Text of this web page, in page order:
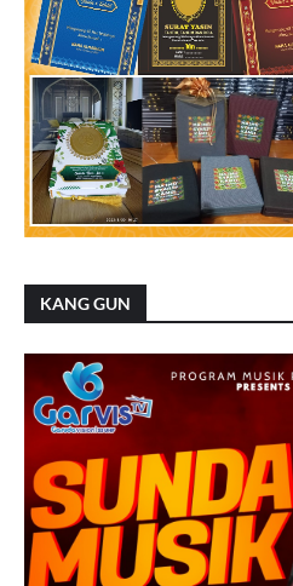
KANG GUN